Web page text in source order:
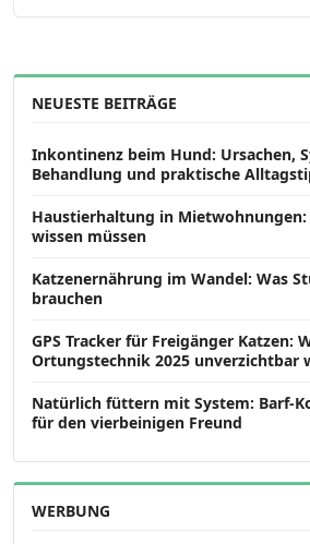
NEUESTE BEITRÄGE
Inkontinenz beim Hund: Ursachen,
Behandlung und praktische
Haustierhaltung in Mietwohnungen:
wissen müssen
Katzenernährung im Wandel: Was
brauchen
GPS Tracker für Freigänger Katzen:
Ortungstechnik 2025 unverzichtbar
Natürlich füttern mit System: Barf-
für den vierbeinigen Freund
WERBUNG